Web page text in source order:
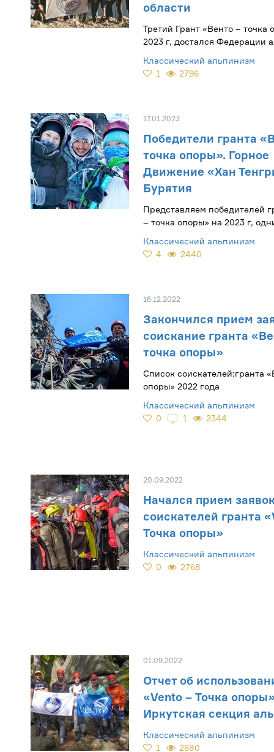
области
Третий Грант «Венто – точка
2023 г, достался Федерации
Классический альпинизм
1
2796
17.01.2023
Победители гранта
точка опоры». Горное
Движение «Хан
Бурятия
Представляем победителей
– точка опоры» на 2023 г,
«Хан Тенгри» из Бурятии
Классический альпинизм
4
2440
16.12.2022
Закончился прием
соискание гранта
точка опоры»
Список соискателей:гранта
опоры»​ 2022 года
Классический альпинизм
0
1 2344
20.09.2022
Начался прием
соискателей гранта
Точка опоры»
Классический альпинизм
0
2768
01.09.2022
Отчет об
«Vento – Точка
Иркутская секция
Классический альпинизм
1
2680